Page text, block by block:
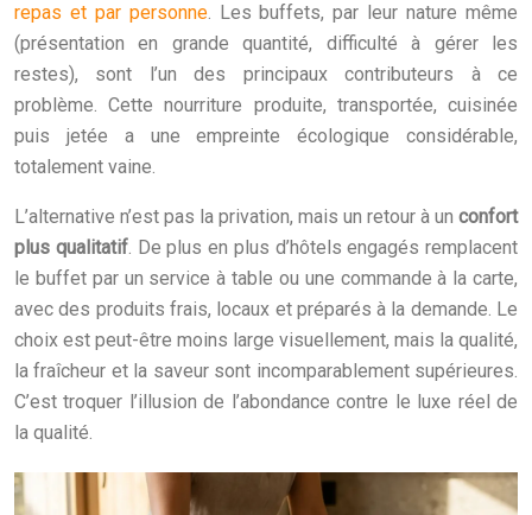
repas et par personne. Les buffets, par leur nature même
(présentation en grande quantité, difficulté à gérer les
restes), sont l’un des principaux contributeurs à ce
problème. Cette nourriture produite, transportée, cuisinée
puis jetée a une empreinte écologique considérable,
totalement vaine.
L’alternative n’est pas la privation, mais un retour à un confort
plus qualitatif. De plus en plus d’hôtels engagés remplacent
le buffet par un service à table ou une commande à la carte,
avec des produits frais, locaux et préparés à la demande. Le
choix est peut-être moins large visuellement, mais la qualité,
la fraîcheur et la saveur sont incomparablement supérieures.
C’est troquer l’illusion de l’abondance contre le luxe réel de
la qualité.